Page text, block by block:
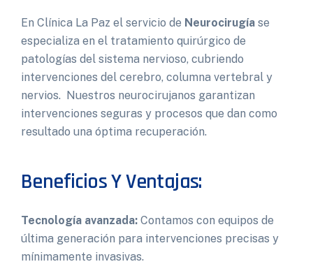
En Clínica La Paz el servicio de Neurocirugía se
especializa en el tratamiento quirúrgico de
patologías del sistema nervioso, cubriendo
intervenciones del cerebro, columna vertebral y
nervios. Nuestros neurocirujanos garantizan
intervenciones seguras y procesos que dan como
resultado una óptima recuperación.
Beneficios Y Ventajas:
Tecnología avanzada: Contamos con equipos de
última generación para intervenciones precisas y
mínimamente invasivas.